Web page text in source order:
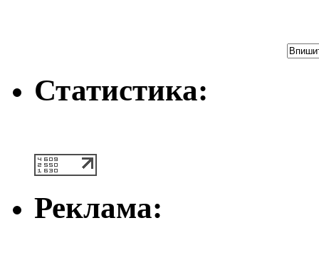
Статистика:
Реклама: